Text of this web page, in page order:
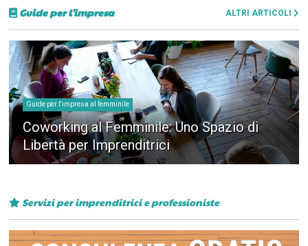
Guide per l'impresa ALTRI ARTICOLI
Guide per l'impresa al femminile
Coworking al Femminile: Uno Spazio di
Libertà per Imprenditrici
Servizi per imprenditrici e professioniste